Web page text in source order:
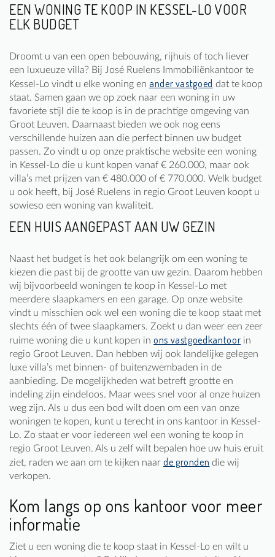
EEN WONING TE KOOP IN KESSEL-LO VOOR
ELK BUDGET
Droomt u van een open bebouwing, rijhuis of toch liever
een luxueuze villa? Bij José Ruelens Immobiliënkantoor te
Kessel-Lo vindt u elke woning en ander vastgoed dat te koop
staat. Samen gaan we op zoek naar een woning in uw
favoriete stijl die te koop is in de prachtige omgeving van
Groot Leuven. Daarnaast bieden we ook nog eens
verschillende huizen aan die perfect binnen uw budget
passen. Zo vindt u op onze praktische website een woning
in Kessel-Lo die u kunt kopen vanaf € 260.000, maar ook
villa’s met prijzen van € 480.000 of € 770.000. Welk budget
u ook heeft, bij José Ruelens in regio Groot Leuven koopt u
sowieso een woning van kwaliteit.
EEN HUIS AANGEPAST AAN UW GEZIN
Naast het budget is het ook belangrijk om een woning te
kiezen die past bij de grootte van uw gezin. Daarom hebben
wij bijvoorbeeld woningen te koop in Kessel-Lo met
meerdere slaapkamers en een garage. Op onze website
vindt u misschien ook wel een woning die te koop staat met
slechts één of twee slaapkamers. Zoekt u dan weer een zeer
ruime woning die u kunt kopen in ons vastgoedkantoor in
regio Groot Leuven. Dan hebben wij ook landelijke gelegen
luxe villa’s met binnen- of buitenzwembaden in de
aanbieding. De mogelijkheden wat betreft grootte en
indeling zijn eindeloos. Maar wees snel voor al onze huizen
weg zijn. Als u dus een bod wilt doen om een van onze
woningen te kopen, kunt u terecht in ons kantoor in Kessel-
Lo. Zo staat er voor iedereen wel een woning te koop in
regio Groot Leuven. Als u zelf wilt bepalen hoe uw huis eruit
ziet, raden we aan om te kijken naar de gronden die wij
verkopen.
Kom langs op ons kantoor voor meer
informatie
Ziet u een woning die te koop staat in Kessel-Lo en wilt u